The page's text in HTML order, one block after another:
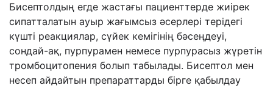
Бисептолдың егде жастағы пациенттерде жиірек
сипатталатын ауыр жағымсыз әсерлері терідегі
күшті реакциялар, сүйек кемігінің бәсеңдеуі,
сондай-ақ, пурпурамен немесе пурпурасыз жүретін
тромбоцитопения болып табылады. Бисептол мен
несеп айдайтын препараттарды бірге қабылдау